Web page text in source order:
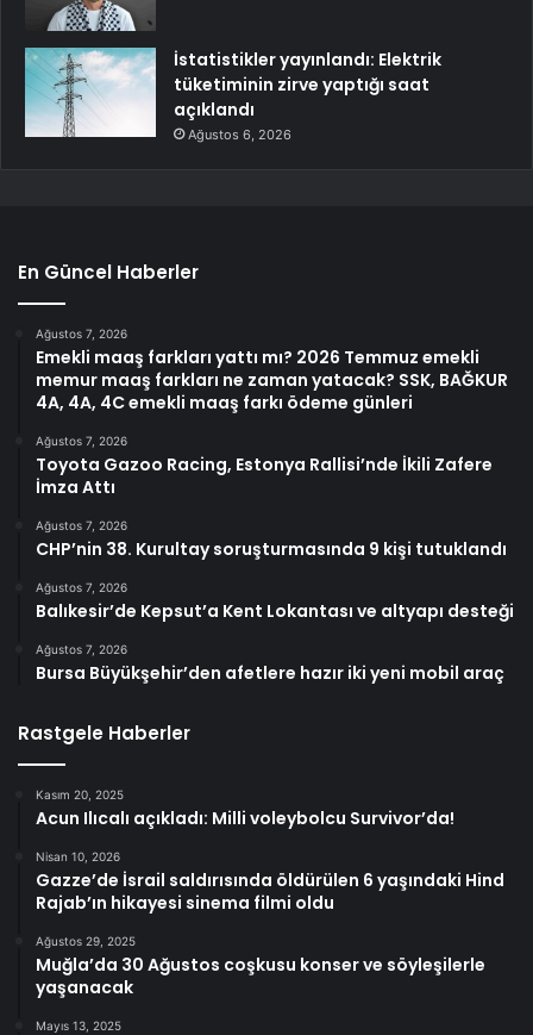
İstatistikler yayınlandı: Elektrik
tüketiminin zirve yaptığı saat
açıklandı
Ağustos 6, 2026
En Güncel Haberler
Ağustos 7, 2026
Emekli maaş farkları yattı mı? 2026 Temmuz emekli
memur maaş farkları ne zaman yatacak? SSK, BAĞKUR
4A, 4A, 4C emekli maaş farkı ödeme günleri
Ağustos 7, 2026
Toyota Gazoo Racing, Estonya Rallisi’nde İkili Zafere
İmza Attı
Ağustos 7, 2026
CHP’nin 38. Kurultay soruşturmasında 9 kişi tutuklandı
Ağustos 7, 2026
Balıkesir’de Kepsut’a Kent Lokantası ve altyapı desteği
Ağustos 7, 2026
Bursa Büyükşehir’den afetlere hazır iki yeni mobil araç
Rastgele Haberler
Kasım 20, 2025
Acun Ilıcalı açıkladı: Milli voleybolcu Survivor’da!
Nisan 10, 2026
Gazze’de İsrail saldırısında öldürülen 6 yaşındaki Hind
Rajab’ın hikayesi sinema filmi oldu
Ağustos 29, 2025
Muğla’da 30 Ağustos coşkusu konser ve söyleşilerle
yaşanacak
Mayıs 13, 2025